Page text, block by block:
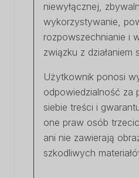
niewyłącznej,
wykorzystywanie,
rozpowszechnianie i
związku z
Użytkownik ponosi
odpowiedzialność za
siebie treści i
one praw osób
ani nie zawierają
szkodliwych